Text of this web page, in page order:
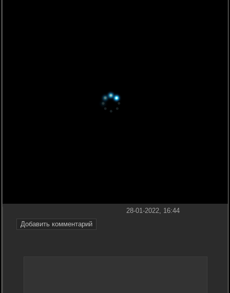
Добавить комментарий
28-01-2022, 16:44